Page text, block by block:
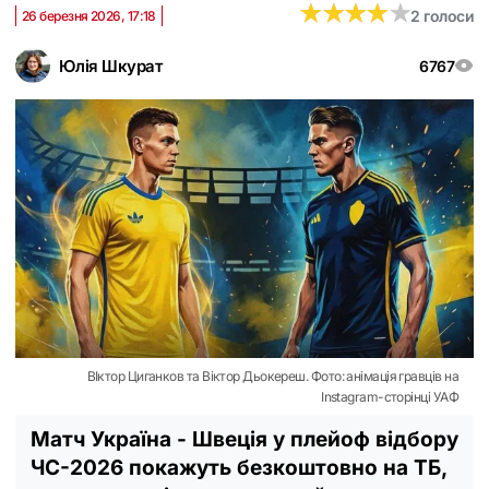
Юлія Шкурат 6767
26 березня 2026, 17:18 ★★★★★
★★★★★2 голоси
ВІктор Циганков та Віктор Дьокереш. Фото: анімація гравців на
Instagram-сторінці УАФ
Матч Україна - Швеція у плейоф відбору
ЧС-2026 покажуть безкоштовно на ТБ,